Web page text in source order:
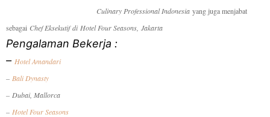
Culinary Professional Indonesia yang juga menjabat
sebagai Chef Eksekutif di Hotel Four Seasons Jakarta
Pengalaman Bekerja :
– Hotel Amandari
– Bali Dynasty
– Dubai, Mallorca
– Hotel Four Seasons